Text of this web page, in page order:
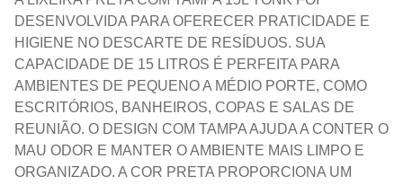
DESENVOLVIDA PARA OFERECER PRATICIDADE E
HIGIENE NO DESCARTE DE RESÍDUOS. SUA
CAPACIDADE DE 15 LITROS É PERFEITA PARA
AMBIENTES DE PEQUENO A MÉDIO PORTE, COMO
ESCRITÓRIOS, BANHEIROS, COPAS E SALAS DE
REUNIÃO. O DESIGN COM TAMPA AJUDA A CONTER O
MAU ODOR E MANTER O AMBIENTE MAIS LIMPO E
ORGANIZADO. A COR PRETA PROPORCIONA UM